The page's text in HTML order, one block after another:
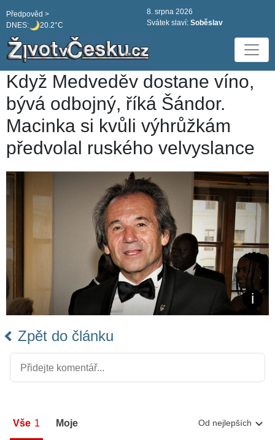
DNES: 20.2°C
Předpověd >
8. srpna 2026
Svátek slaví: Soběslav
Když Medveděv dostane víno,
bývá odbojný, říká Šándor.
Macinka si kvůli výhrůžkám
předvolal ruského velvyslance
Zpět do článku